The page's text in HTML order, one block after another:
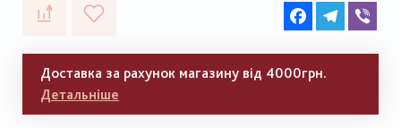
FacebookTelegram
Доставка за рахунок магазину від 4000грн.
Детальніше